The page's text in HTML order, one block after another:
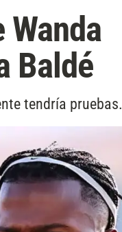
Baldé
tendría pruebas.